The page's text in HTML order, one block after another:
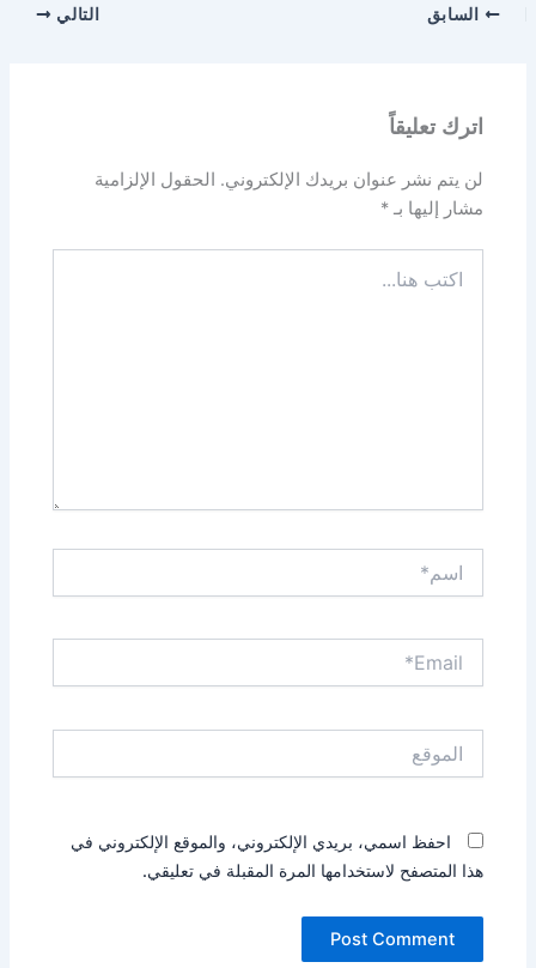
السابق التالي
اترك تعليقاً
لن يتم نشر عنوان بريدك الإلكتروني. الحقول الإلزامية
مشار إليها بـ*
هنا...
احفظ اسمي، بريدي الإلكتروني، والموقع الإلكتروني في
هذا المتصفح لاستخدامها المرة المقبلة في تعليقي.